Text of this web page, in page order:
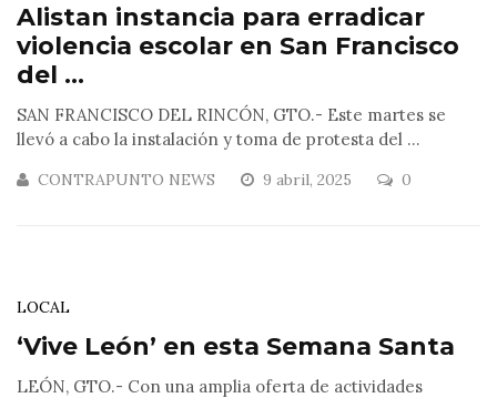
Alistan instancia para erradicar
violencia escolar en San Francisco
del ...
SAN FRANCISCO DEL RINCÓN, GTO.- Este martes se
llevó a cabo la instalación y toma de protesta del ...
CONTRAPUNTO NEWS 9 abril, 2025 0
LOCAL
‘Vive León’ en esta Semana Santa
LEÓN, GTO.- Con una amplia oferta de actividades